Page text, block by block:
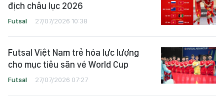
địch châu lục 2026
Futsal 27/07/2026 10:38
Futsal Việt Nam trẻ hóa lực lượng
cho mục tiêu săn vé World Cup
Futsal 27/07/2026 07:27